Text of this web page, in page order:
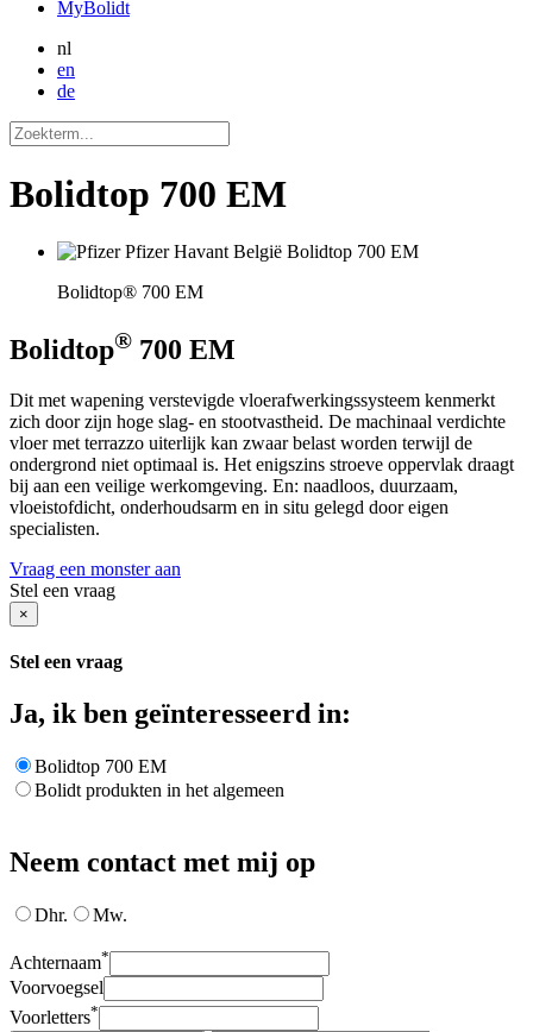
MyBolidt
nl
en
de
Bolidtop 700 EM
Bolidtop® 700 EM
Bolidtop® 700 EM
Dit met wapening verstevigde vloerafwerkingssysteem kenmerkt
zich door zijn hoge slag- en stootvastheid. De machinaal verdichte
vloer met terrazzo uiterlijk kan zwaar belast worden terwijl de
ondergrond niet optimaal is. Het enigszins stroeve oppervlak draagt
bij aan een veilige werkomgeving. En: naadloos, duurzaam,
vloeistofdicht, onderhoudsarm en in situ gelegd door eigen
specialisten.
Vraag een monster aan
Stel een vraag
×
Stel een vraag
Ja, ik ben geïnteresseerd in:
Bolidtop 700 EM
Bolidt produkten in het algemeen
Neem contact met mij op
Dhr. Mw.
Achternaam*
Voorvoegsel
Voorletters*